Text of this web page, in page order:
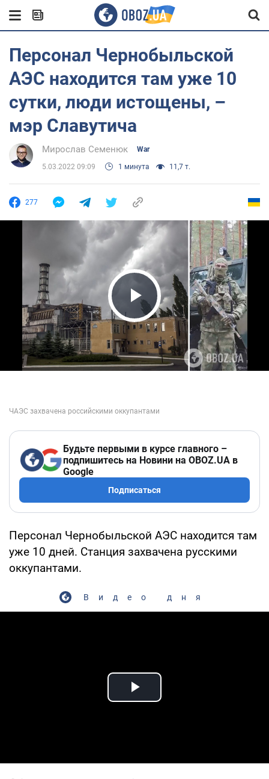
Персонал Чернобыльской
АЭС находится там уже 10
сутки, люди истощены, –
мэр Славутича
Мирослав Семенюк War
5.03.2022 09:09 1 минута 11,7 т.
277
Play Video
Будьте первыми в курсе главного –
подпишитесь на Новини на OBOZ.UA в
Google
Подписаться
Персонал Чернобыльской АЭС находится там
уже 10 дней. Станция захвачена русскими
оккупантами.
Видео дня
Play Video